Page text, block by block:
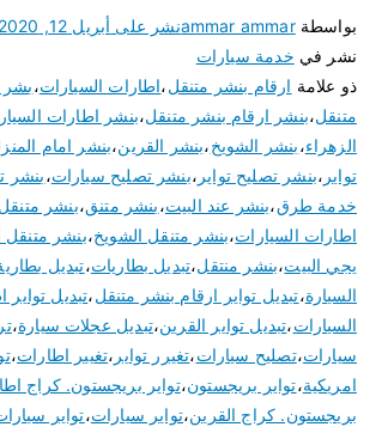
بواسطةammar ammarنشر على أبريل 12, 2020
نشر في خدمة سيارات
ذو علامة ارقام بنشر متنقل،اطارات السيارات،بشر
متنقل،بنشر ارقام بنشر متنقل،بنشر اطارات
الزهراء،بنشر الشويخ،بنشر القرين،بنشر امام
تواير ،بنشر تصليح تواير ،بنشر تصليح سيارات،بنشر
خدمة طرق،بنشر عند البيت،بنشر متنق،بنشر متنقل
اطارات السيارات،بنشر متنقل الشويخ،بنشر متنقل
يجي البيت،بنشر منتقل،تبديل بطاريات،تبديل
السيارة،تبديل تواير ارقام بنشر متنقل،تبديل تواير
السيارات،تبديل تواير القرين،تبديل عجلات سيارة،
سيارات،تصليح سيارات،تغيرر تواير ،تغيير اطارات،
امريكية،تواير بريجستون،تواير بريجستون. كراج
بريجستون. كراج القرين،تواير سيارات،تواير سيارات